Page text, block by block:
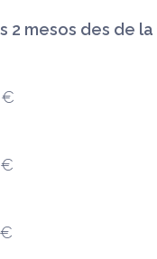
mesos des de la
€
€